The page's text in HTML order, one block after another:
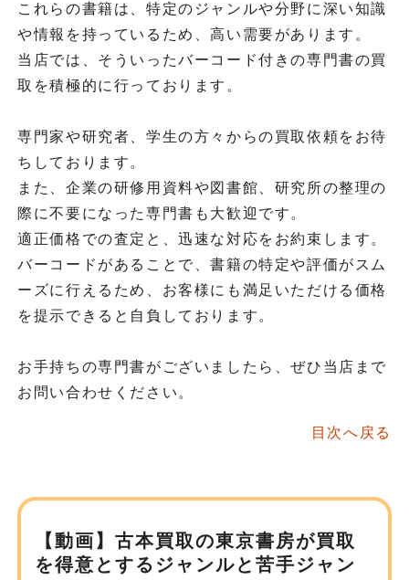
これらの書籍は、特定のジャンルや分野に深い知識
や情報を持っているため、高い需要があります。
当店では、そういったバーコード付きの専門書の買
取を積極的に行っております。
専門家や研究者、学生の方々からの買取依頼をお待
ちしております。
また、企業の研修用資料や図書館、研究所の整理の
際に不要になった専門書も大歓迎です。
適正価格での査定と、迅速な対応をお約束します。
バーコードがあることで、書籍の特定や評価がスム
ーズに行えるため、お客様にも満足いただける価格
を提示できると自負しております。
お手持ちの専門書がございましたら、ぜひ当店まで
お問い合わせください。
目次へ戻る
【動画】古本買取の東京書房が買取
を得意とするジャンルと苦手ジャン